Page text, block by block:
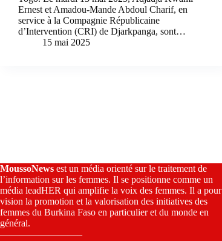
Ernest et Amadou-Mande Abdoul Charif, en
service à la Compagnie Républicaine
d’Intervention (CRI) de Djarkpanga, sont…
15 mai 2025
MoussoNews est un média orienté sur le traitement de
l’information sur les femmes. Il se positionne comme un
média leadHER qui amplifie la voix des femmes. Il a pour
vision la promotion et la valorisation des initiatives des
femmes du Burkina Faso en particulier et du monde en
général.
————————–